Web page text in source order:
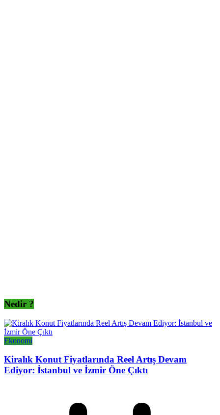
Nedir ?
Ekonomi
Kiralık Konut Fiyatlarında Reel Artış Devam
Ediyor: İstanbul ve İzmir Öne Çıktı